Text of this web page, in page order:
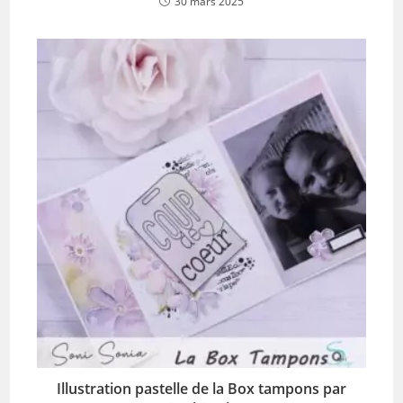
Illustration pastelle de la Box tampons par